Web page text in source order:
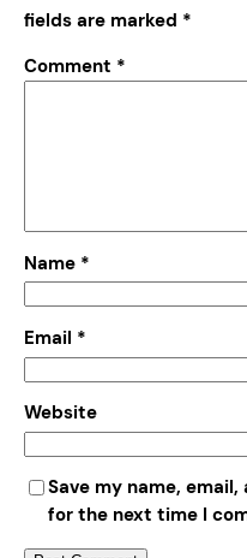
fields are marked *
Comment *
Name *
Email *
Website
Save my name,
for the next time I